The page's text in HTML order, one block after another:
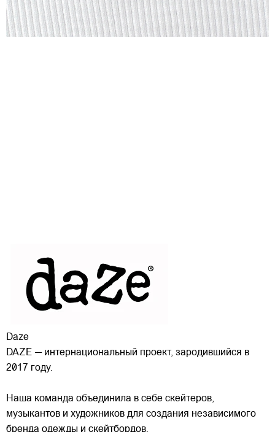
Daze
DAZE — интернациональный проект, зародившийся в
2017 году.
Наша команда объединила в себе скейтеров,
музыкантов и художников для создания независимого
бренда одежды и скейтбордов.